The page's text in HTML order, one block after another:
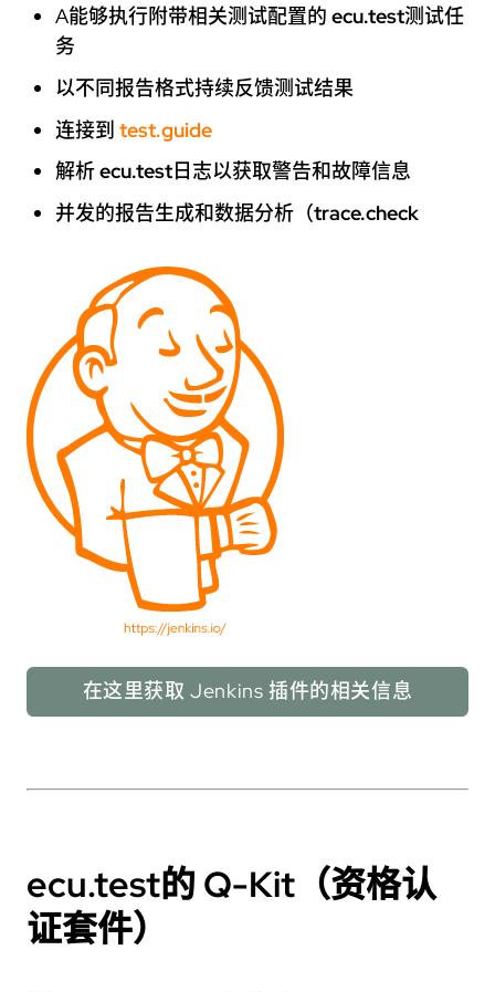
A能够执行附带相关测试配置的 ecu.test测试任
务
以不同报告格式持续反馈测试结果
连接到 test.guide
解析ecu.test日志以获取警告和故障信息
并发的报告生成和数据分析（trace.check
在这里获取 Jenkins 插件的相关信息
ecu.test的 Q-Kit（资格认
证套件）